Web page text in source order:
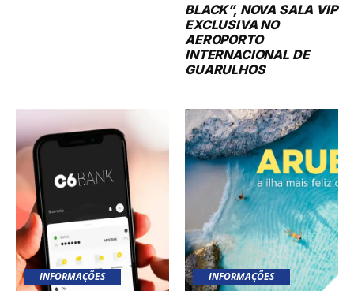
BLACK”, NOVA SALA VIP
EXCLUSIVA NO
AEROPORTO
INTERNACIONAL DE
GUARULHOS
INFORMAÇÕES INFORMAÇÕES